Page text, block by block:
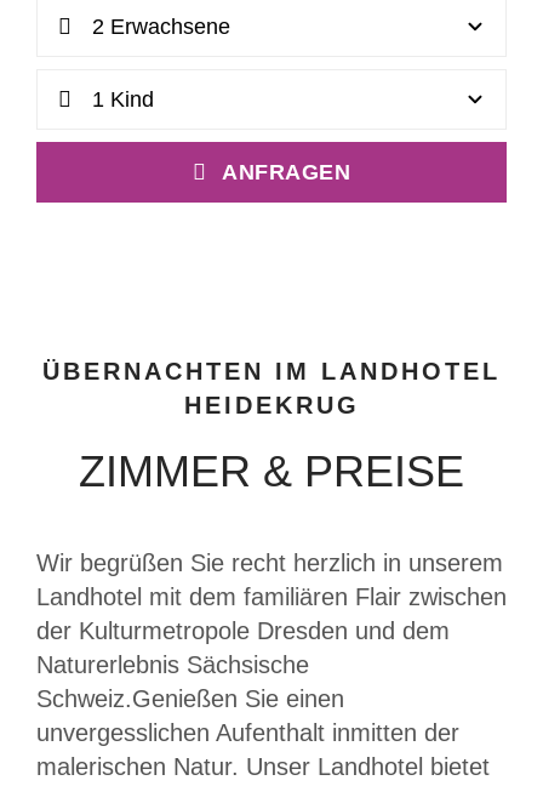
ANFRAGEN
ÜBERNACHTEN IM LANDHOTEL
HEIDEKRUG
ZIMMER & PREISE
Wir begrüßen Sie recht herzlich in unserem
Landhotel mit dem familiären Flair zwischen
der Kulturmetropole Dresden und dem
Naturerlebnis Sächsische
Schweiz.Genießen Sie einen
unvergesslichen Aufenthalt inmitten der
malerischen Natur. Unser Landhotel bietet